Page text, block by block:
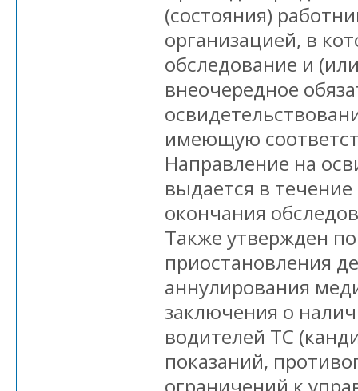
(состояния)
организацией, в
обследование и
внеочередное
имеющую
Направление на
выдается в
окончания
Также утвержден
приостановления
аннулирования
заключения о
водителей ТС
показаний,